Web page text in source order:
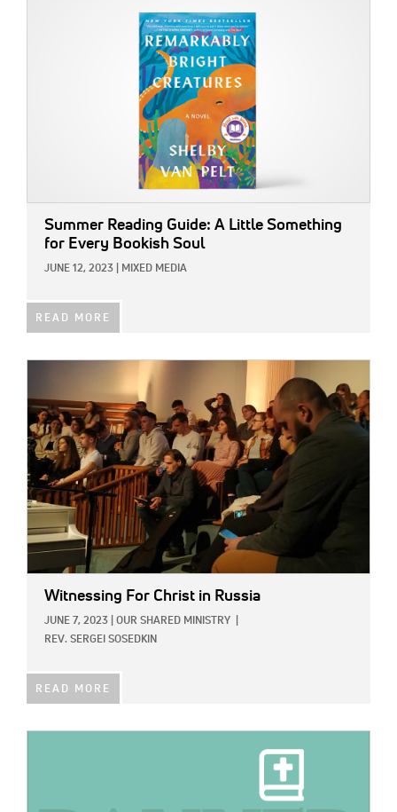
Summer Reading Guide: A Little Something
for Every Bookish Soul
JUNE 12, 2023 MIXED MEDIA
READ MORE
Witnessing For Christ in Russia
JUNE 7, 2023 OUR SHARED MINISTRY
REV. SERGEI SOSEDKIN
READ MORE